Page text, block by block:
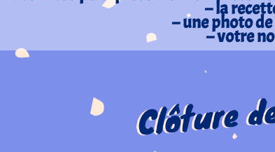
– la
– une photo
– votre